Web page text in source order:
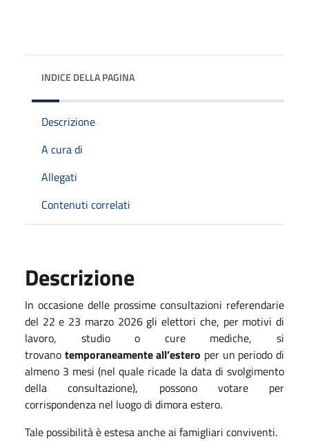
INDICE DELLA PAGINA
Descrizione
A cura di
Allegati
Contenuti correlati
Descrizione
In occasione delle prossime consultazioni referendarie
del 22 e 23 marzo 2026 gli elettori che, per motivi di
lavoro, studio o cure mediche, si
trovano temporaneamente all’estero per un periodo di
almeno 3 mesi (nel quale ricade la data di svolgimento
della consultazione), possono votare per
corrispondenza nel luogo di dimora estero.
Tale possibilità è estesa anche ai famigliari conviventi.